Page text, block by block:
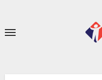
content